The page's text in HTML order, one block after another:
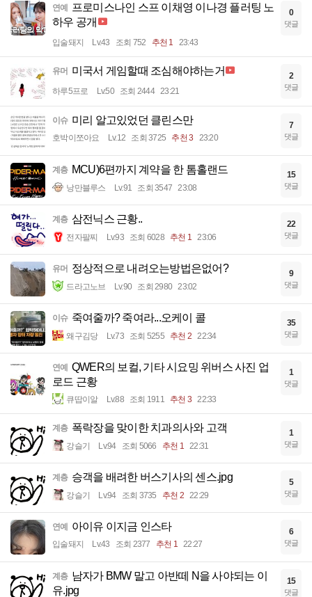
연예 프로미스나인 스프 이채영 이나경 플러팅 노
하우 공개
입술돼지 Lv.43 조회 752 추천 1 23:43
0
댓글
유머 미국서 게임할때 조심해야하는거
하루5프로 Lv.50 조회 2444 23:21
2
댓글
이슈 미리 알고있었던 클린스만
호박이쪼아요 Lv.12 조회 3725 추천 3 23:20
7
댓글
계층 MCU)6편까지 계약을 한 톰홀랜드
낭만블루스 Lv.91 조회 3547 23:08
15
댓글
계층 삼전닉스 근황..
전자팔찌 Lv.93 조회 6028 추천 1 23:06
22
댓글
유머 정상적으로 내려오는방법은없어?
드라고노브 Lv.90 조회 2980 23:02
9
댓글
이슈 죽여줄까? 죽여라...오케이 콜
왜구김당 Lv.73 조회 5255 추천 2 22:34
35
댓글
연예 QWER의 보컬, 기타 시요밍 위버스 사진 업
로드 근황
큐땁이알 Lv.88 조회 1911 추천 3 22:33
1
댓글
계층 폭락장을 맞이한 치과의사와 고객
강슬기 Lv.94 조회 5066 추천 1 22:31
1
댓글
계층 승객을 배려한 버스기사의 센스.jpg
강슬기 Lv.94 조회 3735 추천 2 22:29
5
댓글
연예 아이유 이지금 인스타
입술돼지 Lv.43 조회 2377 추천 1 22:27
6
댓글
계층 남자가 BMW 말고 아반떼 N을 사야되는 이
유.jpg
15
댓글